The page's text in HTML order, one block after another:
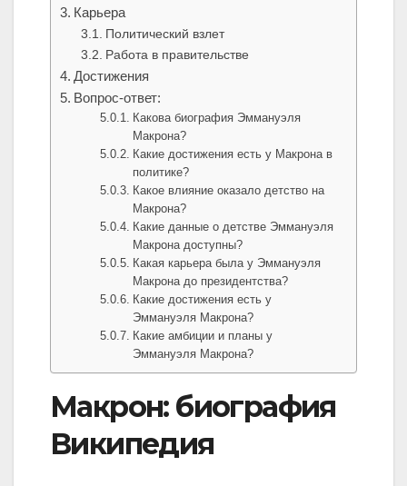
Карьера
Политический взлет
Работа в правительстве
Достижения
Вопрос-ответ:
Какова биография Эммануэля
Макрона?
Какие достижения есть у Макрона в
политике?
Какое влияние оказало детство на
Макрона?
Какие данные о детстве Эммануэля
Макрона доступны?
Какая карьера была у Эммануэля
Макрона до президентства?
Какие достижения есть у
Эммануэля Макрона?
Какие амбиции и планы у
Эммануэля Макрона?
Макрон: биография
Википедия